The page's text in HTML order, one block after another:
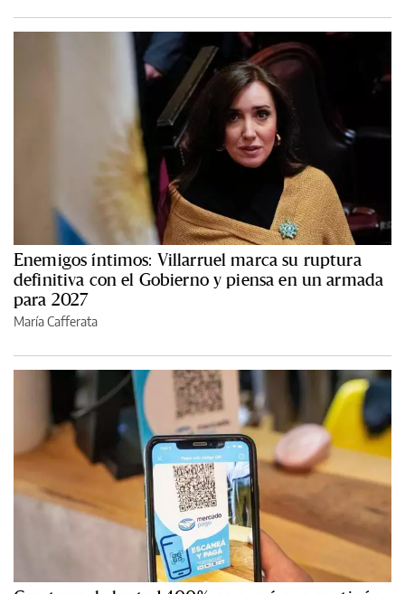
Enemigos íntimos: Villarruel marca su ruptura
definitiva con el Gobierno y piensa en un armada
para 2027
María Cafferata